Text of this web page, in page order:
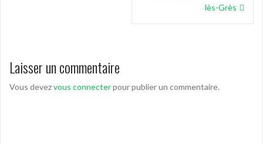
lès-Grès
Laisser un commentaire
Vous devezvous connecterpour publier un commentaire.